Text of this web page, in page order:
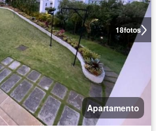
18fotos
Apartamento